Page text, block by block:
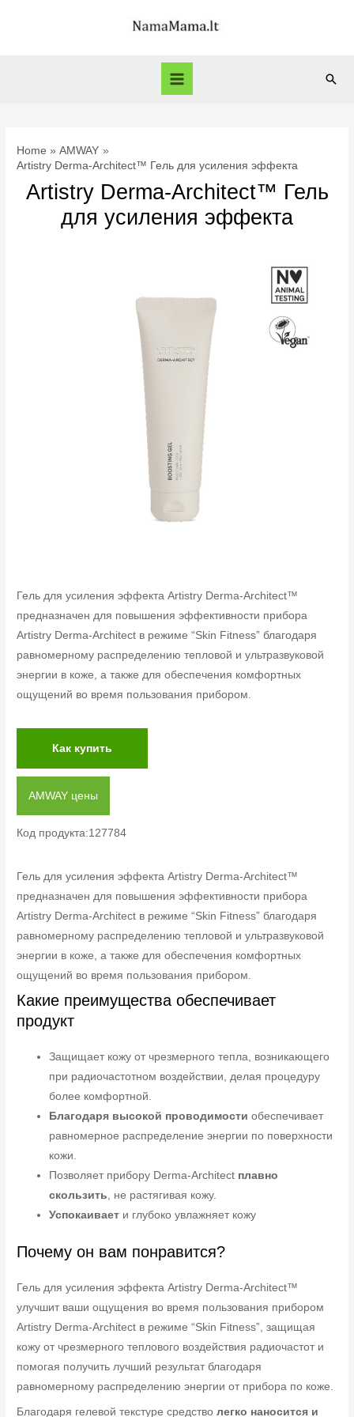
Main
Home
AMWAY
Artistry Derma-Architect™ Гель для усиления эффекта
Artistry Derma-Architect™ Гель
для усиления эффекта
Гель для усиления эффекта Artistry Derma-Architect™
предназначен для повышения эффективности прибора
Artistry Derma-Architect в режиме “Skin Fitness” благодаря
равномерному распределению тепловой и ультразвуковой
энергии в коже, а также для обеспечения комфортных
ощущений во время пользования прибором.
Как купить
AMWAY цены
Код продукта:127784
Гель для усиления эффекта Artistry Derma-Architect™
предназначен для повышения эффективности прибора
Artistry Derma-Architect в режиме “Skin Fitness” благодаря
равномерному распределению тепловой и ультразвуковой
энергии в коже, а также для обеспечения комфортных
ощущений во время пользования прибором.
Какие преимущества обеспечивает
продукт
Защищает кожу от чрезмерного тепла, возникающего
при радиочастотном воздействии, делая процедуру
более комфортной.
Благодаря высокой проводимости обеспечивает
равномерное распределение энергии по поверхности
кожи.
Позволяет прибору Derma-Architect плавно
скользить, не растягивая кожу.
Успокаивает и глубоко увлажняет кожу
Почему он вам понравится?
Гель для усиления эффекта Artistry Derma-Architect™
улучшит ваши ощущения во время пользования прибором
Artistry Derma-Architect в режиме “Skin Fitness”, защищая
кожу от чрезмерного теплового воздействия радиочастот и
помогая получить лучший результат благодаря
равномерному распределению энергии от прибора по коже.
Благодаря гелевой текстуре средстволегко наносится и